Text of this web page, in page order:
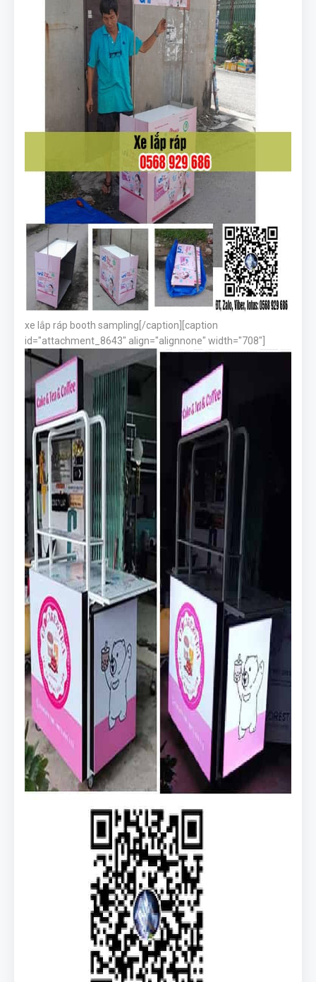
xe lắp ráp booth sampling[/caption][caption
id="attachment_8643" align="alignnone" width="708"]